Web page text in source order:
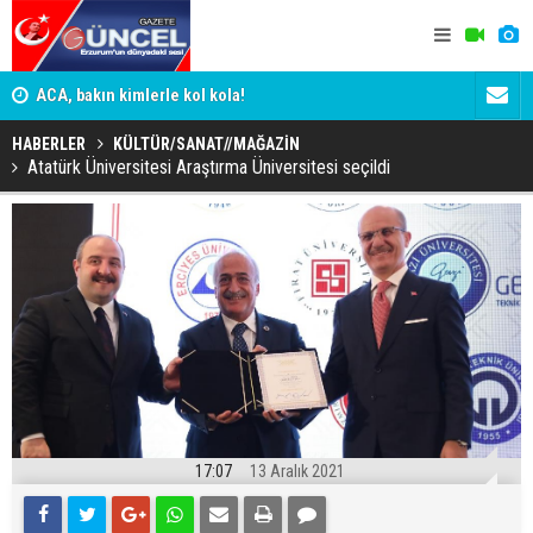
ACA, bakın kimlerle kol kola!
HABERLER KÜLTÜR/SANAT//MAĞAZİN
Atatürk Üniversitesi Araştırma Üniversitesi seçildi
17:07 13 Aralık 2021